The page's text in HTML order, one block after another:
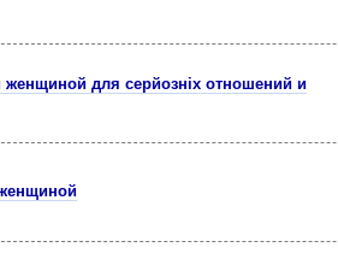
для серйозніх отношений и